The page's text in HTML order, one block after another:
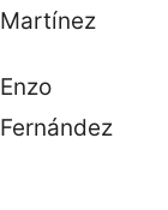
Martínez
Enzo
Fernández